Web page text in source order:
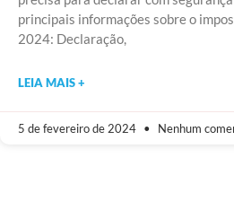
principais informações sobre o
2024: Declaração,
LEIA MAIS +
5 de fevereiro de 2024 Nenhum